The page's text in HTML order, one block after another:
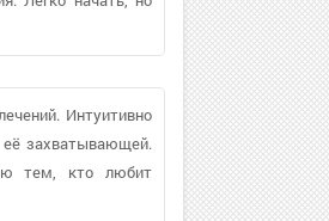
Интуитивно
её захватывающей.
тем, кто любит